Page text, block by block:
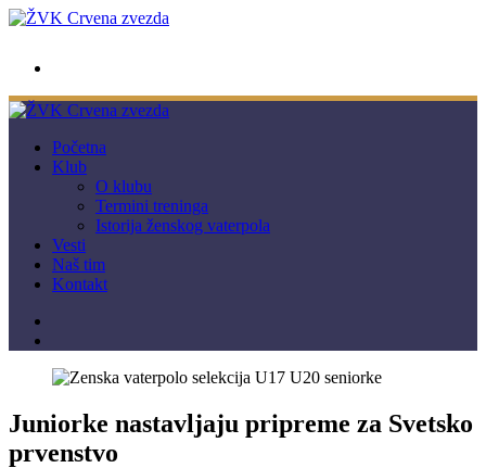
Početna
Klub
O klubu
Termini treninga
Istorija ženskog vaterpola
Vesti
Naš tim
Kontakt
Juniorke nastavljaju pripreme za Svetsko
prvenstvo